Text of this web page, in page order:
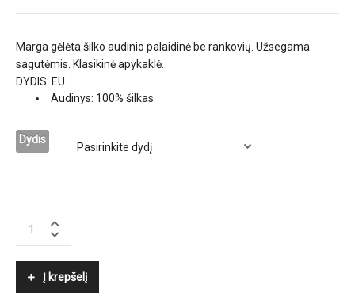
Marga gėlėta šilko audinio palaidinė be rankovių. Užsegama
sagutėmis. Klasikinė apykaklė.
DYDIS: EU
Audinys: 100% šilkas
Dydis
CERANO
Į krepšelį